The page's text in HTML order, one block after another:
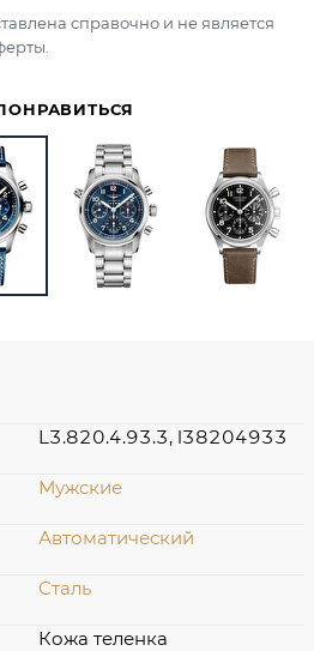
справочно и не является
L3.820.4.93.3, l38204933
Мужские
Автоматический
Сталь
Кожа теленка